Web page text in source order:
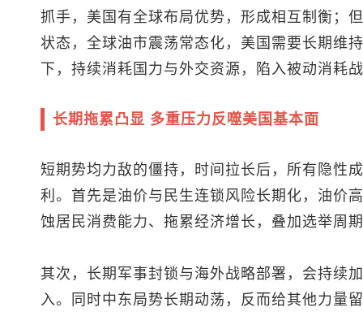
抓手，美国有全球布局优势，形成相互制衡；
状态，全球油市震荡常态化，美国需要长期维
下，持续消耗国力与外交资源，陷入被动消耗
长期拖累凸显 多重压力反噬美国基本面
短期势均力敌的僵持，时间拉长后，所有隐性
利。首先是油价与民生连锁风险长期化，油价
蚀居民消费能力、拖累经济增长，叠加选举周
其次，长期军事封锁与海外战略部署，会持续
入。同时中东局势长期动荡，反而给其他力量